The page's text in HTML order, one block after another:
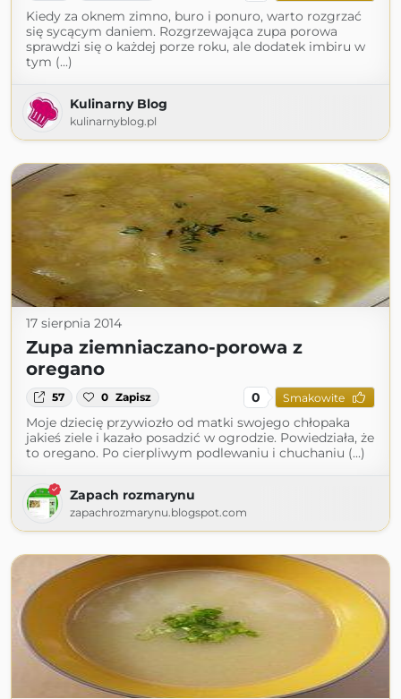
Kiedy za oknem zimno, buro i ponuro, warto rozgrzać
się sycącym daniem. Rozgrzewająca zupa porowa
sprawdzi się o każdej porze roku, ale dodatek imbiru w
tym (...)
Kulinarny Blog
kulinarnyblog.pl
17 sierpnia 2014
Zupa ziemniaczano-porowa z
oregano
57 0 Zapisz 0 Smakowite
Moje dziecię przywiozło od matki swojego chłopaka
jakieś ziele i kazało posadzić w ogrodzie. Powiedziała, że
to oregano. Po cierpliwym podlewaniu i chuchaniu (...)
Zapach rozmarynu
zapachrozmarynu.blogspot.com